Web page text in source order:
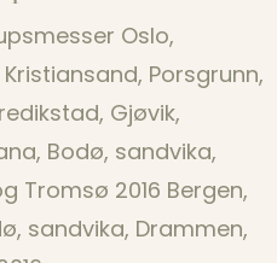
Oslo,
Porsgrunn,
Gjøvik,
Bodø, sandvika,
Tromsø 2016 Bergen,
sandvika, Drammen,